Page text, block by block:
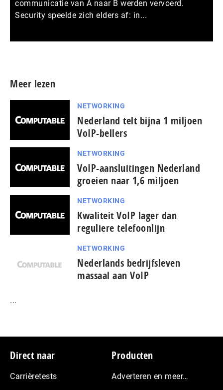
communicatie van A naar B werden vervoerd.
Security speelde zich elders af: in...
Meer lezen
NETWORKING
Nederland telt bijna 1 miljoen
VoIP-bellers
NETWORKING
VoIP-aansluitingen Nederland
groeien naar 1,6 miljoen
NETWORKING
Kwaliteit VoIP lager dan
reguliere telefoonlijn
NETWORKING
Nederlands bedrijfsleven
massaal aan VoIP
...
Footer
Direct naar
Carrièretests
Producten
Adverteren en meer…